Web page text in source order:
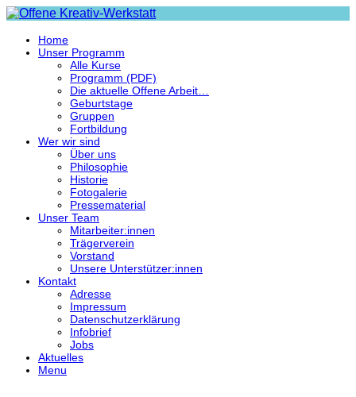
Home
Unser Programm
Alle Kurse
Programm (PDF)
Die aktuelle Offene Arbeit…
Geburtstage
Gruppen
Fortbildung
Wer wir sind
Über uns
Philosophie
Historie
Fotogalerie
Pressematerial
Unser Team
Mitarbeiter:innen
Trägerverein
Vorstand
Unsere Unterstützer:innen
Kontakt
Adresse
Impressum
Datenschutzerklärung
Infobrief
Jobs
Aktuelles
Menu